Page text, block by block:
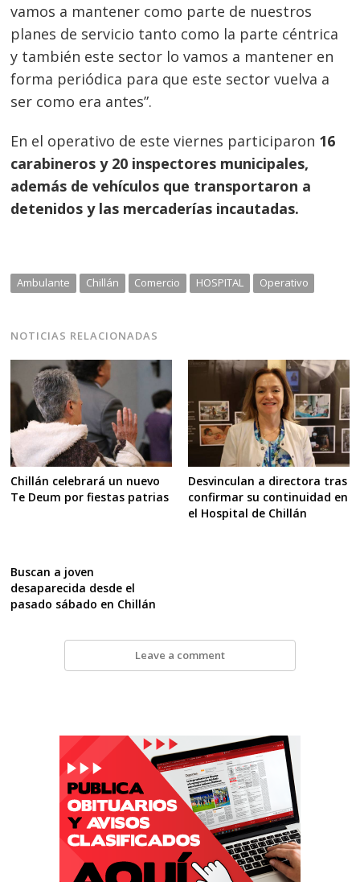
vamos a mantener como parte de nuestros
planes de servicio tanto como la parte céntrica
y también este sector lo vamos a mantener en
forma periódica para que este sector vuelva a
ser como era antes”.
En el operativo de este viernes participaron 16
carabineros y 20 inspectores municipales,
además de vehículos que transportaron a
detenidos y las mercaderías incautadas.
Ambulante Chillán Comercio HOSPITAL Operativo
NOTICIAS RELACIONADAS
Chillán celebrará un nuevo
Te Deum por fiestas patrias
Desvinculan a directora tras
confirmar su continuidad en
el Hospital de Chillán
Buscan a joven
desaparecida desde el
pasado sábado en Chillán
Leave a comment